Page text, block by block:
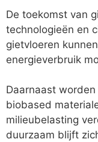
De toekomst van
technologieën en
gietvloeren
energieverbruik
Daarnaast
biobased
milieubelasting
duurzaam blijft